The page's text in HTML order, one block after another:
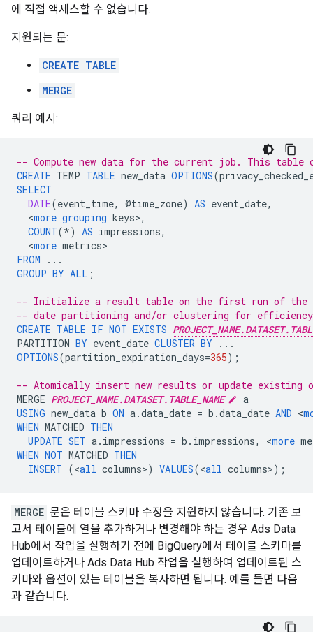
에 직접 액세스할 수 없습니다.
지원되는 문:
CREATE TABLE
MERGE
쿼리 예시:
-- Compute new data for the current job. This table
CREATE TEMP TABLE new_data OPTIONS(
SELECT
DATE(event_time, @time_zone) AS event_date,
<more grouping keys>,
COUNT(*) AS impressions,
<more metrics
FROM
...
GROUP BY ALL ;
-- Initialize a result table on the first run of the
-- date partitioning and/or clustering for
CREATE TABLE IF NOT EXISTS
PARTITION BY event_date CLUSTER BY
...
OPTIONS(partition_expiration_days=365);
-- Atomically insert new results or update existing
MERGE PROJECT_NAME.DATASET.TABLE_NAME
a
USING new_data b ON a.data_date = b .data_date AND <
WHEN MATCHED THEN
UPDATE SET a. impressions = b . impressions, <more
WHEN NOT MATCHED THEN
INSERT (<all columns>) VALUES(<all columns>);
MERGE 문은 테이블 스키마 수정을 지원하지 않습니다. 기존 보
고서 테이블에 열을 추가하거나 변경해야 하는 경우 Ads Data
Hub에서 작업을 실행하기 전에 BigQuery에서 테이블 스키마를
업데이트하거나 Ads Data Hub 작업을 실행하여 업데이트된 스
키마와 옵션이 있는 테이블을 복사하면 됩니다. 예를 들면 다음
과 같습니다.